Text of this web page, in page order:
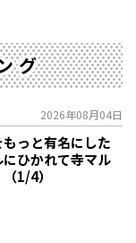
グ
2026年08月04日
もっと有名にした
ひかれて寺マル
1/4）